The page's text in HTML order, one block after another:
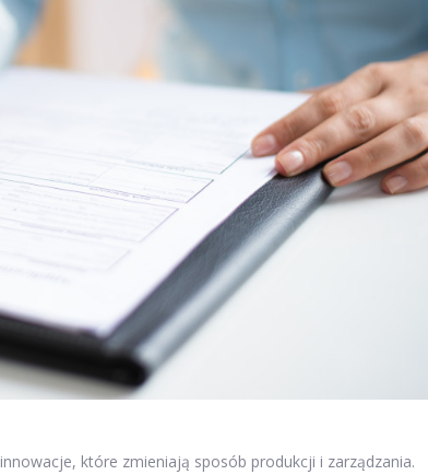
które zmieniają sposób produkcji i zarządzania.